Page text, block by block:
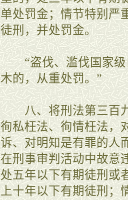
单处罚金；情节特别严
徒刑，并处罚金。
“盗伐、滥伐国家级
木的，从重处罚。”
八、将刑法第三百九
徇私枉法、徇情枉法，
诉、对明知是有罪的人
在刑事审判活动中故意
处五年以下有期徒刑或
上十年以下有期徒刑；